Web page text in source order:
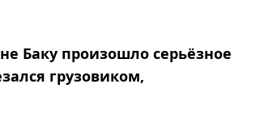
Баку произошло серьёзное
грузовиком,